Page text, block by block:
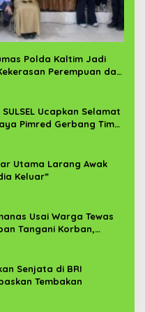
Polda Kaltim Jadi
Perempuan dan
Ucapkan Selamat
Pimred Gerbang Timur
Utama Larang Awak
Keluar”
Usai Warga Tewas
Tangani Korban,
Senjata di BRI
Tembakan